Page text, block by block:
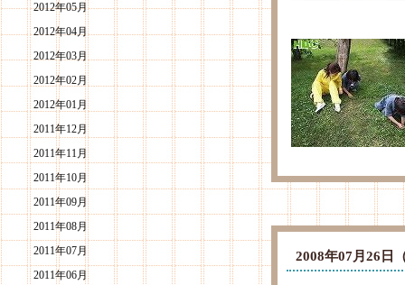
2012年05月
2012年04月
2012年03月
2012年02月
2012年01月
2011年12月
2011年11月
2011年10月
2011年09月
2011年08月
2011年07月
2011年06月
2008年07月26